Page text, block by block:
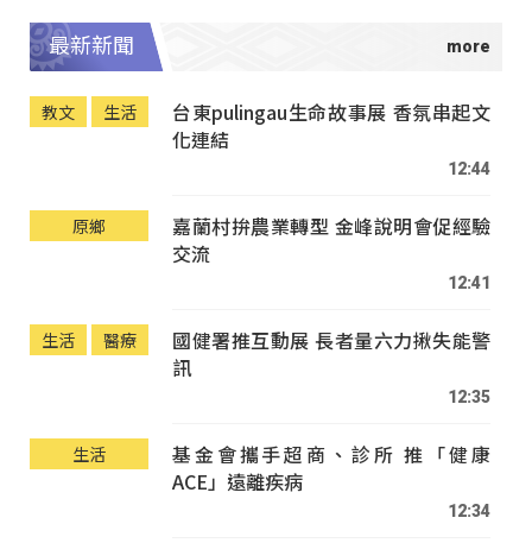
最新新聞
教文 生活
台東pulingau生命故事展 香氛串起文
化連結
12:44
原鄉
嘉蘭村拚農業轉型 金峰說明會促經驗
交流
12:41
生活 醫療
國健署推互動展 長者量六力揪失能警
訊
12:35
生活
基金會攜手超商、診所 推「健康
ACE」遠離疾病
12:34